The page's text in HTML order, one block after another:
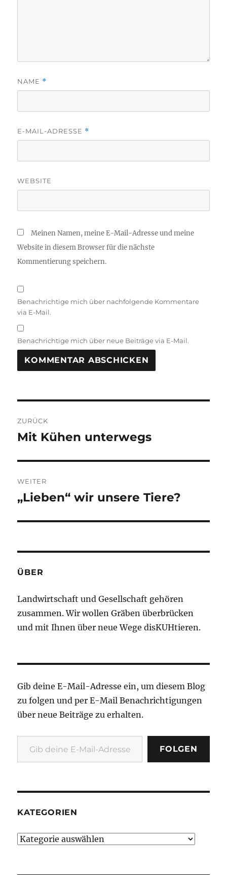
NAME *
E-MAIL-ADRESSE *
WEBSITE
Meinen Namen, meine E-Mail-Adresse und meine
Website in diesem Browser für die nächste
Kommentierung speichern.
Benachrichtige mich über nachfolgende Kommentare
via E-Mail.
Benachrichtige mich über neue Beiträge via E-Mail.
R
A
I
E
ZURÜCK
Vorheriger
Mit Kühen unterwegs
WEITER
Nächster
„Lieben“ wir unsere Tiere?
ÜBER
Landwirtschaft und Gesellschaft gehören
zusammen. Wir wollen Gräben überbrücken
und mit Ihnen über neue Wege disKUHtieren.
Gib deine E-Mail-Adresse ein, um diesem Blog
zu folgen und per E-Mail Benachrichtigungen
über neue Beiträge zu erhalten.
Gib deine E-Mail-Adresse ein ...
FOLGEN
KATEGORIEN
Kategorien